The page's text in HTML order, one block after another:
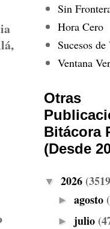
Sin
Hora Cero
Sucesos
Ventana Ver
Otras
Bitácora
(Desde
▼ 2026
► agosto
► julio